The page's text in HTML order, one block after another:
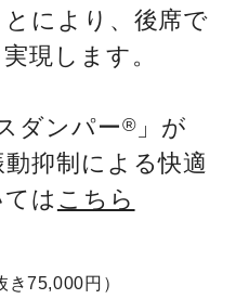
により、後席で
現します。
ダンパー® 」が
抑制による快適
は こちら
き75,000円）